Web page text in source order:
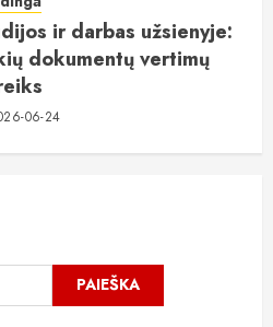
ir darbas užsienyje:
dokumentų vertimų
06-24
PAIEŠKA